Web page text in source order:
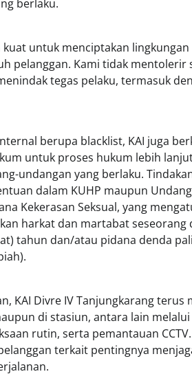
berlaku.
untuk menciptakan
pelanggan. Kami tidak mentolerir
tegas pelaku, termasuk
berupa blacklist, KAI juga
untuk proses hukum lebih
undangan yang berlaku.
dalam KUHP maupun
Kekerasan Seksual, yang
harkat dan martabat seseorang
tahun dan/atau pidana denda
KAI Divre IV Tanjungkarang
di stasiun, antara lain
rutin, serta pemantauan
terkait pentingnya